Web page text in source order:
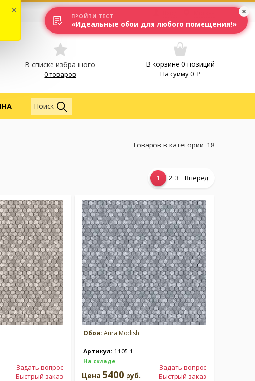
В списке избранного
0 товаров
В корзине 0 позиций
На сумму0
Везде
Поиск
Товаров в категории: 18
1 2 3 Вперед
Задать вопрос
Быстрый заказ
Обои: Aura Modish
Артикул: 1105-1
На складе
Задать вопрос
Быстрый заказ
Цена 5400 руб.
×
ПРОЙТИ ТЕСТ
«Идеальные обои для любого помещения!»